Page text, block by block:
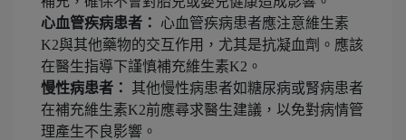
心血管疾病患者：
心血管疾病患者應注意維生素
K2與其他藥物的交互作用，尤其是抗凝血劑。應該
在醫生指導下謹慎補充維生素K2。
慢性病患者：
其他慢性病患者如糖尿病或腎病患者
在補充維生素K2前應尋求醫生建議，以免對病情管
理產生不良影響。